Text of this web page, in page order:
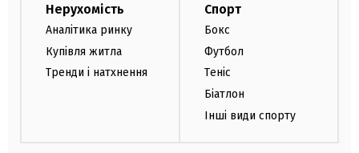
Нерухомість
Аналітика ринку
Купівля житла
Тренди і натхнення
Спорт
Бокс
Футбол
Теніс
Біатлон
Інші види спорту